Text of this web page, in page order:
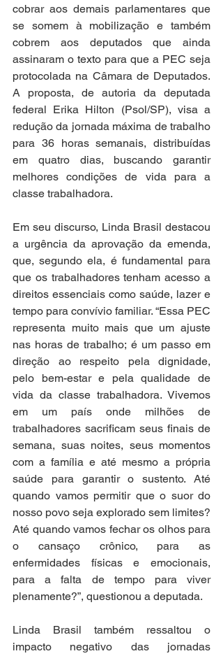
cobrar aos demais parlamentares que
se somem à mobilização e também
cobrem aos deputados que ainda
assinaram o texto para que a PEC seja
protocolada na Câmara de Deputados.
A proposta, de autoria da deputada
federal Erika Hilton (Psol/SP), visa a
redução da jornada máxima de trabalho
para 36 horas semanais, distribuídas
em quatro dias, buscando garantir
melhores condições de vida para a
classe trabalhadora.
Em seu discurso, Linda Brasil destacou
a urgência da aprovação da emenda,
que, segundo ela, é fundamental para
que os trabalhadores tenham acesso a
direitos essenciais como saúde, lazer e
tempo para convívio familiar. “Essa PEC
representa muito mais que um ajuste
nas horas de trabalho; é um passo em
direção ao respeito pela dignidade,
pelo bem-estar e pela qualidade de
vida da classe trabalhadora. Vivemos
em um país onde milhões de
trabalhadores sacrificam seus finais de
semana, suas noites, seus momentos
com a família e até mesmo a própria
saúde para garantir o sustento. Até
quando vamos permitir que o suor do
nosso povo seja explorado sem limites?
Até quando vamos fechar os olhos para
o cansaço crônico, para as
enfermidades físicas e emocionais,
para a falta de tempo para viver
plenamente?”, questionou a deputada.
Linda Brasil também ressaltou o
impacto negativo das jornadas